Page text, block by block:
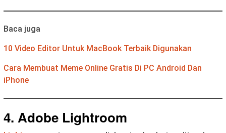
Baca juga
10 Video Editor Untuk MacBook Terbaik Digunakan
Cara Membuat Meme Online Gratis Di PC Android Dan
iPhone
4. Adobe Lightroom